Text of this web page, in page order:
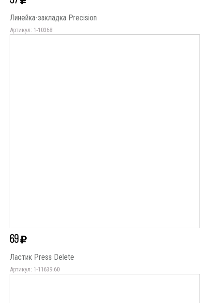
Линейка-закладка Precision
Артикул: 1-10368
69
Ластик Press Delete
Артикул: 1-11639.60